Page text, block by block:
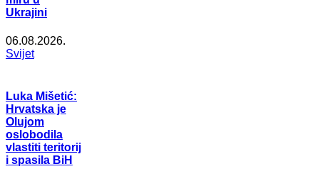
Ukrajini
06.08.2026.
Svijet
Luka Mišetić:
Hrvatska je
Olujom
oslobodila
vlastiti teritorij
i spasila BiH